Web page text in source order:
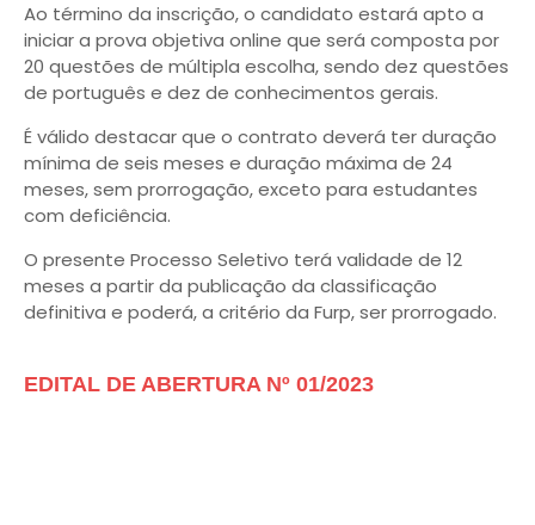
Ao término da inscrição, o candidato estará apto a
iniciar a prova objetiva online que será composta por
20 questões de múltipla escolha, sendo dez questões
de português e dez de conhecimentos gerais.
É válido destacar que o contrato deverá ter duração
mínima de seis meses e duração máxima de 24
meses, sem prorrogação, exceto para estudantes
com deficiência.
O presente Processo Seletivo terá validade de 12
meses a partir da publicação da classificação
definitiva e poderá, a critério da Furp, ser prorrogado.
EDITAL DE ABERTURA Nº 01/2023